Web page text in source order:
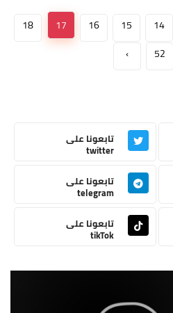
14
15
16
17
18
52
›
تابعونا على
twitter
تابعونا على
telegram
تابعونا على
tikTok